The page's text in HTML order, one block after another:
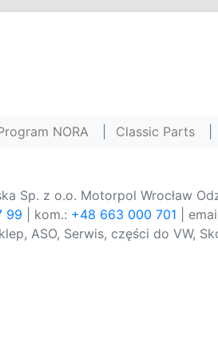
NORA Classic Parts
Sp. z o.o. Motorpol Wrocław
99 | kom.: +48 663 000 701 |
ASO, Serwis, części do VW,